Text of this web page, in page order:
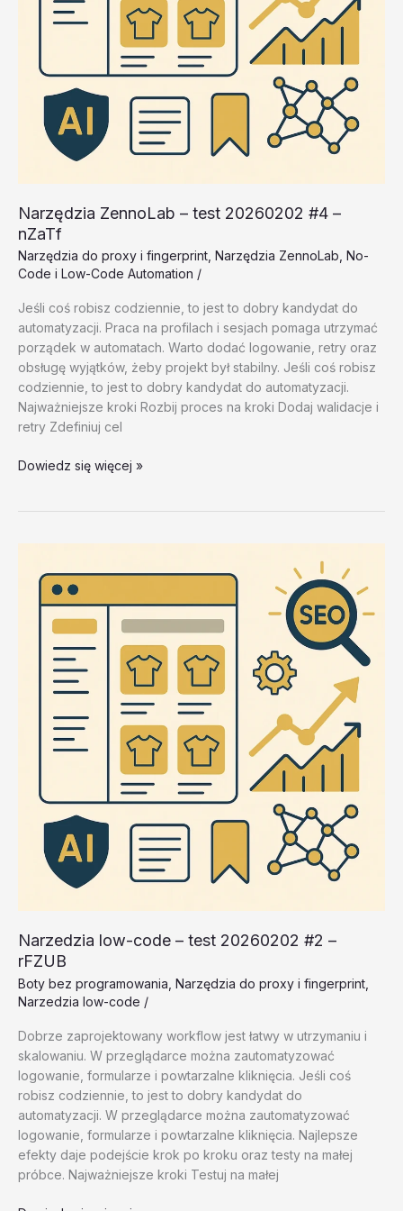
Narzędzia ZennoLab – test 20260202 #4 –
nZaTf
Narzędzia do proxy i fingerprint Narzędzia ZennoLab No-
Code i Low-Code Automation /
Jeśli coś robisz codziennie, to jest to dobry kandydat do
automatyzacji. Praca na profilach i sesjach pomaga utrzymać
porządek w automatach. Warto dodać logowanie, retry oraz
obsługę wyjątków, żeby projekt był stabilny. Jeśli coś robisz
codziennie, to jest to dobry kandydat do automatyzacji.
Najważniejsze kroki Rozbij proces na kroki Dodaj walidacje i
retry Zdefiniuj cel
Narzędzia
20260202
nZaTf
Dowiedz się więcej »
Narzedzia low-code – test 20260202 #2 –
rFZUB
Boty bez programowania Narzędzia do proxy i fingerprint
Narzedzia low-code /
Dobrze zaprojektowany workflow jest łatwy w utrzymaniu i
skalowaniu. W przeglądarce można zautomatyzować
logowanie, formularze i powtarzalne kliknięcia. Jeśli coś
robisz codziennie, to jest to dobry kandydat do
automatyzacji. W przeglądarce można zautomatyzować
logowanie, formularze i powtarzalne kliknięcia. Najlepsze
efekty daje podejście krok po kroku oraz testy na małej
próbce. Najważniejsze kroki Testuj na małej